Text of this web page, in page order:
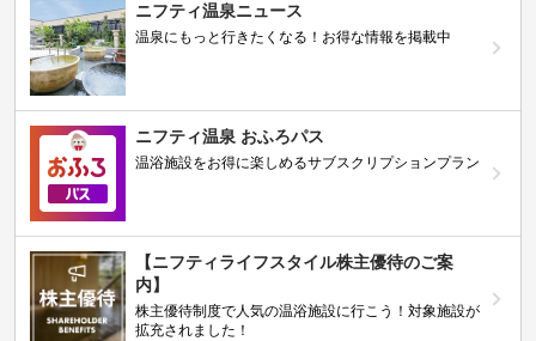
ニフティ温泉ニュース
温泉にもっと行きたくなる！お得な情報を掲載中
ニフティ温泉 おふろパス
温浴施設をお得に楽しめるサブスクリプションプラン
【ニフティライフスタイル株主優待のご案
内】
株主優待制度で人気の温浴施設に行こう！対象施設が
拡充されました！